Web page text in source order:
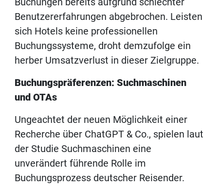
Benutzererfahrungen abgebrochen. Leisten
sich Hotels keine professionellen
Buchungssysteme, droht demzufolge ein
herber Umsatzverlust in dieser Zielgruppe.
Buchungspräferenzen: Suchmaschinen
und OTAs
Ungeachtet der neuen Möglichkeit einer
Recherche über ChatGPT & Co., spielen laut
der Studie Suchmaschinen eine
unverändert führende Rolle im
Buchungsprozess deutscher Reisender.